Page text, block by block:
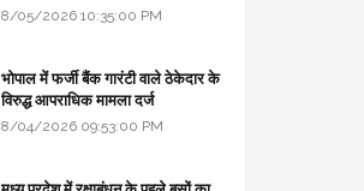
8/05/2026 10:35:00 PM
भोपाल में फर्जी बैंक गारंटी वाले ठेकेदार के
विरुद्ध आपराधिक मामला दर्ज
8/04/2026 09:53:00 PM